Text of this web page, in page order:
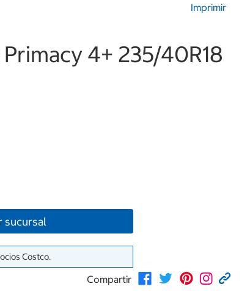
Imprimir
4+ 235/40R18
sucursal
Costco.
Compartir